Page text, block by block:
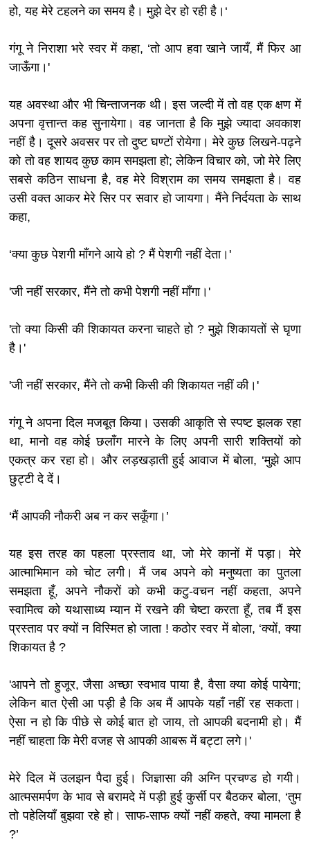
हो, यह मेरे टहलने का समय है। मुझे देर हो रही है।‘
गंगू ने निराशा भरे स्वर में कहा, ‘तो आप हवा खाने जायँ, मैं फिर आ
जाऊँगा।'
यह अवस्था और भी चिन्ताजनक थी। इस जल्दी में तो वह एक क्षण में
अपना वृत्तान्त कह सुनायेगा। वह जानता है कि मुझे ज्यादा अवकाश
नहीं है। दूसरे अवसर पर तो दुष्ट घण्टों रोयेगा। मेरे कुछ लिखने-पढ़ने
को तो वह शायद कुछ काम समझता हो; लेकिन विचार को, जो मेरे लिए
सबसे कठिन साधना है, वह मेरे विश्राम का समय समझता है। वह
उसी वक्त आकर मेरे सिर पर सवार हो जायगा। मैंने निर्दयता के साथ
कहा,
‘क्या कुछ पेशगी माँगने आये हो ? मैं पेशगी नहीं देता।'
'जी नहीं सरकार, मैंने तो कभी पेशगी नहीं माँगा।'
'तो क्या किसी की शिकायत करना चाहते हो ? मुझे शिकायतों से घृणा
है।'
'जी नहीं सरकार, मैंने तो कभी किसी की शिकायत नहीं की।'
गंगू ने अपना दिल मजबूत किया। उसकी आकृति से स्पष्ट झलक रहा
था, मानो वह कोई छलाँग मारने के लिए अपनी सारी शक्तियों को
एकत्र कर रहा हो। और लड़खड़ाती हुई आवाज में बोला, ‘मुझे आप
छुट्टी दे दें।
‘मैं आपकी नौकरी अब न कर सकूँगा।’
यह इस तरह का पहला प्रस्ताव था, जो मेरे कानों में पड़ा। मेरे
आत्माभिमान को चोट लगी। मैं जब अपने को मनुष्यता का पुतला
समझता हूँ, अपने नौकरों को कभी कटु-वचन नहीं कहता, अपने
स्वामित्व को यथासाध्य म्यान में रखने की चेष्टा करता हूँ, तब मैं इस
प्रस्ताव पर क्यों न विस्मित हो जाता ! कठोर स्वर में बोला, ‘क्यों, क्या
शिकायत है ?
'आपने तो हुजूर, जैसा अच्छा स्वभाव पाया है, वैसा क्या कोई पायेगा;
लेकिन बात ऐसी आ पड़ी है कि अब मैं आपके यहाँ नहीं रह सकता।
ऐसा न हो कि पीछे से कोई बात हो जाय, तो आपकी बदनामी हो। मैं
नहीं चाहता कि मेरी वजह से आपकी आबरू में बट्टा लगे।'
मेरे दिल में उलझन पैदा हुई। जिज्ञासा की अग्नि प्रचण्ड हो गयी।
आत्मसमर्पण के भाव से बरामदे में पड़ी हुई कुर्सी पर बैठकर बोला, ‘तुम
तो पहेलियाँ बुझवा रहे हो। साफ-साफ क्यों नहीं कहते, क्या मामला है
?’